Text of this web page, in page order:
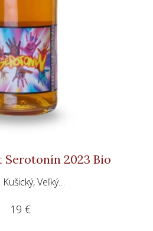
Serotonín 2023 Bio
Kušický, Veľký…
19 €